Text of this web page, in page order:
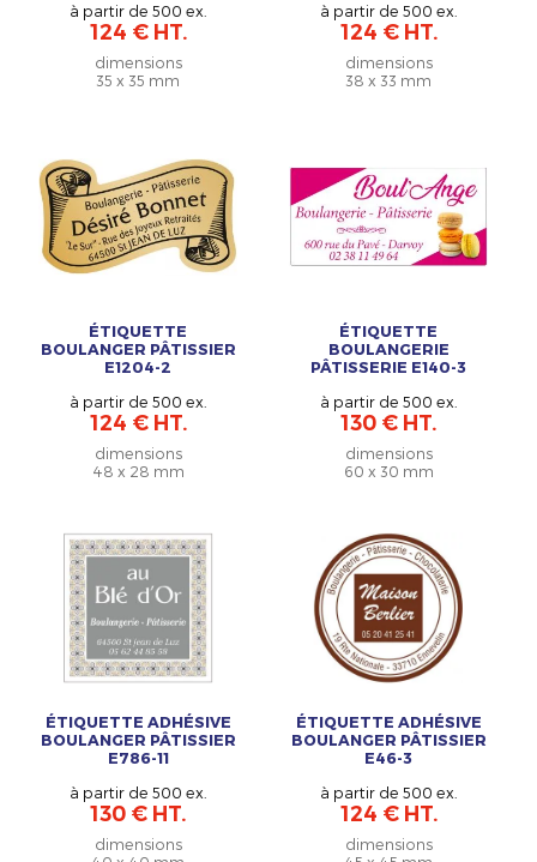
à partir de 500 ex.
124 € HT.
dimensions
35 x 35 mm
à partir de 500 ex.
124 € HT.
dimensions
38 x 33 mm
ÉTIQUETTE
BOULANGER PÂTISSIER
E1204-2
à partir de 500 ex.
124 € HT.
dimensions
48 x 28 mm
ÉTIQUETTE
BOULANGERIE
PÂTISSERIE E140-3
à partir de 500 ex.
130 € HT.
dimensions
60 x 30 mm
ÉTIQUETTE ADHÉSIVE
BOULANGER PÂTISSIER
E786-11
à partir de 500 ex.
130 € HT.
dimensions
ÉTIQUETTE ADHÉSIVE
BOULANGER PÂTISSIER
E46-3
à partir de 500 ex.
124 € HT.
dimensions